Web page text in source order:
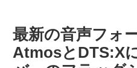
最新の音声フォ
AtmosとDTS:X